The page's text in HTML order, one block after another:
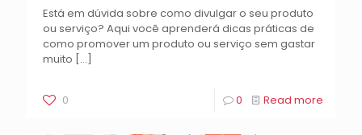
Está em dúvida sobre como divulgar o seu produto
ou serviço? Aqui você aprenderá dicas práticas de
como promover um produto ou serviço sem gastar
muito […]
0 0 Read more